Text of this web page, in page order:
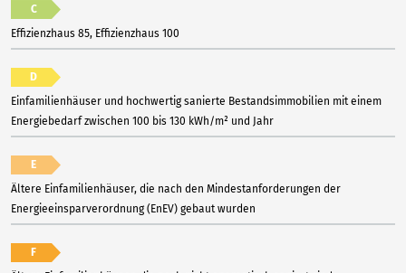
C
Effizienzhaus 85, Effizienzhaus 100
D
Einfamilienhäuser und hochwertig sanierte Bestandsimmobilien mit einem
Energiebedarf zwischen 100 bis 130 kWh/m² und Jahr
E
Ältere Einfamilienhäuser, die nach den Mindestanforderungen der
Energieeinsparverordnung (EnEV) gebaut wurden
F